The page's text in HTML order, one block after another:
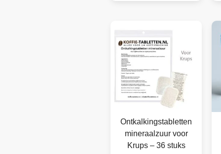
Ontkalkingstabletten
mineraalzuur voor
Krups – 36 stuks